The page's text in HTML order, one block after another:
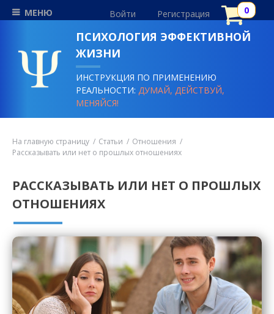
МЕНЮ Войти Регистрация
ПСИХОЛОГИЯ ЭФФЕКТИВНОЙ
ЖИЗНИ
ИНСТРУКЦИЯ ПО ПРИМЕНЕНИЮ
РЕАЛЬНОСТИ:ДУМАЙ, ДЕЙСТВУЙ,
МЕНЯЙСЯ!
На главную страницу Статьи
Отношения
Рассказывать или нет о прошлых отношениях
РАССКАЗЫВАТЬ ИЛИ НЕТ О ПРОШЛЫХ
ОТНОШЕНИЯХ